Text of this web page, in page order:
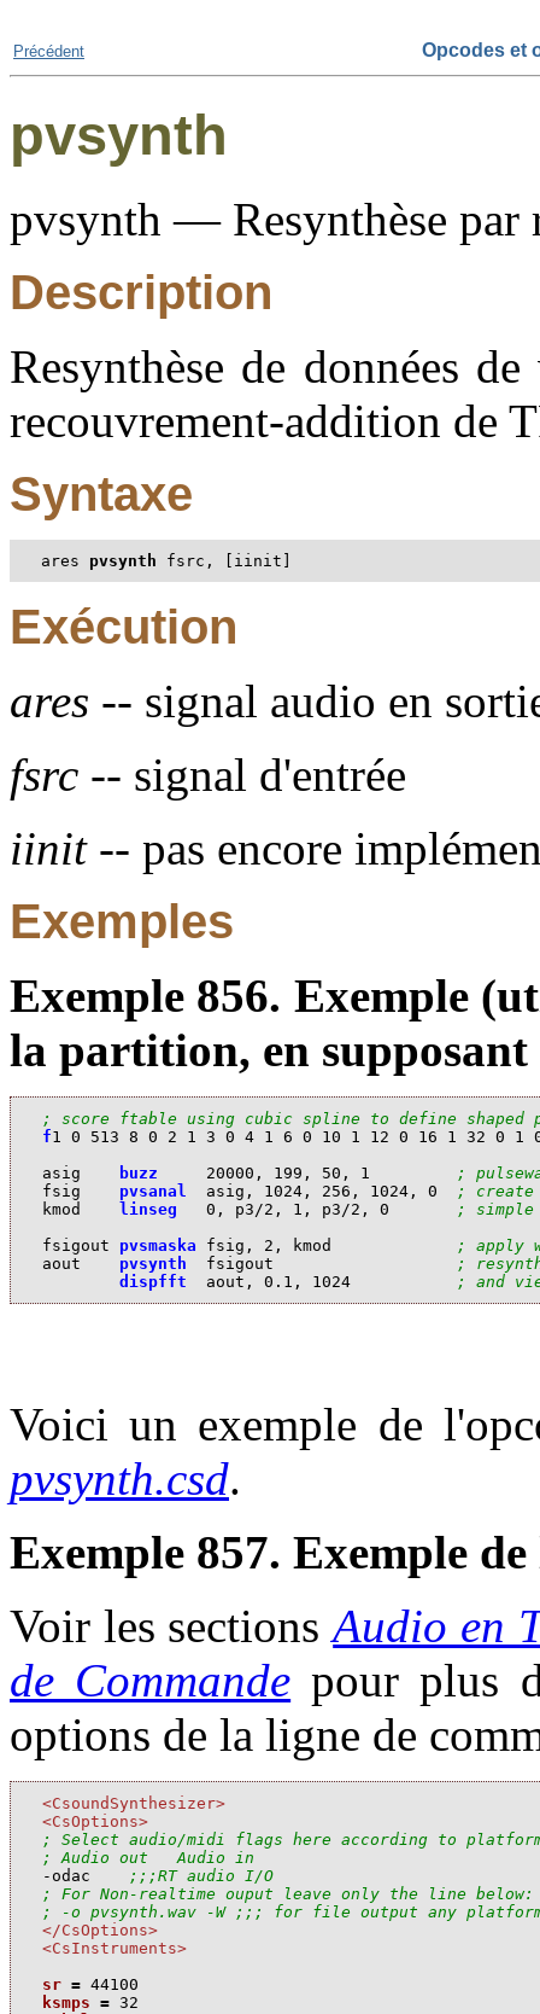
Précédent Opcodes et
pvsynth
pvsynth — Resynthèse par
Description
Resynthèse de données
recouvrement-addition de
Syntaxe
ares pvsynth fsrc, [iinit]
Exécution
ares -- signal audio en
fsrc -- signal d'entrée
iinit-- pas encore
Exemples
Exemple 856. Exemple
la partition, en
; score ftable using cubic spline to define shaped
f1 0 513 8 0 2 1 3 0 4 1 6 0 10 1 12 0 16 1 32 0 1
asig
buzz
     20000, 199, 50, 1
;
fsig pvsanal
  asig, 1024, 256, 1024, 0
;
kmod linseg
   0, p3/2, 1, p3/2, 0
;
fsigout pvsmaska fsig, 2, kmod
; apply
aout pvsynth
  fsigout
;
dispfft
  aout, 0.1, 1024
; and
Voici un exemple de
pvsynth.csd.
Exemple 857. Exemple
Voir les sectionsAudio en
de Commande pour plus
options de la ligne de
<CsoundSynthesizer>
<CsOptions>
; Select audio/midi flags here according to
; Audio out   Audio in
-odac
;;;RT audio I/O
; For Non-realtime ouput leave only the line below:
; -o pvsynth.wav -W ;;; for file output any
</CsOptions>
<CsInstruments>
sr = 44100
ksmps = 32